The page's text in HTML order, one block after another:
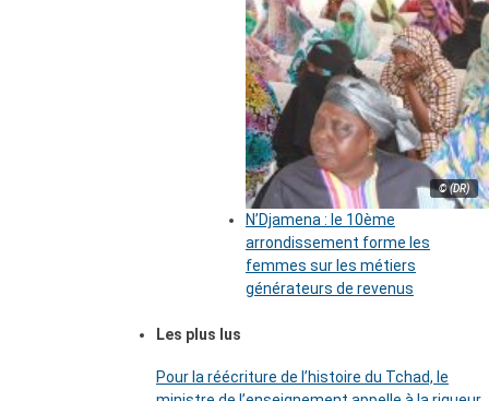
© (DR)
N’Djamena : le 10ème
arrondissement forme les
femmes sur les métiers
générateurs de revenus
Les plus lus
Pour la réécriture de l’histoire du Tchad, le